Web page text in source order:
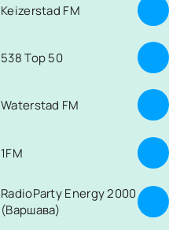
Keizerstad FM
538 Top 50
Waterstad FM
1FM
RadioParty Energy 2000
(Варшава)